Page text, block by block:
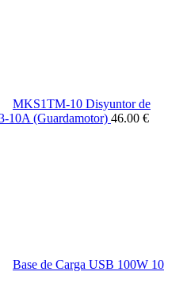
MKS1TM-10 Disyuntor de
10A (Guardamotor) 46.00 €
Base de Carga USB 100W 10